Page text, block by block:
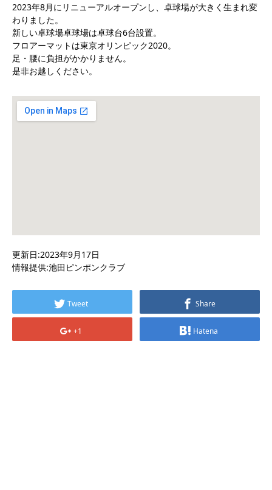
2023年8月にリニューアルオープンし、卓球場が大きく生まれ変
わりました。
新しい卓球場卓球場は卓球台6台設置。
フロアーマットは東京オリンピック2020。
足・腰に負担がかかりません。
是非お越しください。
更新日:2023年9月17日
情報提供:池田ピンポンクラブ
Tweet Share
+1 Hatena